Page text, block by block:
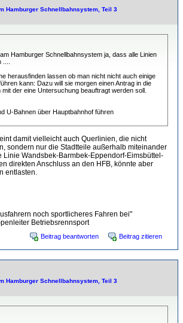
Hamburger Schnellbahnsystem, Teil 3
Hamburger Schnellbahnsystem ja, dass alle Linien
herausfinden lassen ob man nicht nicht auch einige
kann: Dazu will sie morgen einen Antrag in die
der eine Untersuchung beauftragt werden soll.
U-Bahnen über Hauptbahnhof führen
damit vielleicht auch Querlinien, die nicht
sondern nur die Stadtteile außerhalb miteinander
Linie Wandsbek-Barmbek-Eppendorf-Eimsbüttel-
direkten Anschluss an den HFB, könnte aber
entlasten.
noch sportlicheres Fahren bei"
Betriebsrennsport
Beitrag beantworten Beitrag zitieren
Hamburger Schnellbahnsystem, Teil 3